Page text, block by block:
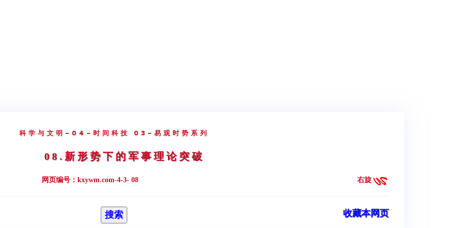
科学与文明 -04-时间科技 03-易观时势系列
08.新形势下的军事理论突破
网页编号：kxywm.com-4-3- 08 右旋
搜索 收藏本网页